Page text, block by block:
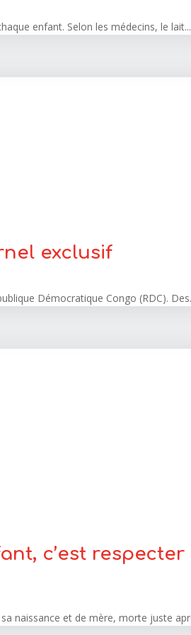
enfant. Selon les médecins, le lait...
exclusif
Démocratique Congo (RDC).
c’est respecter
naissance et de mère, morte juste